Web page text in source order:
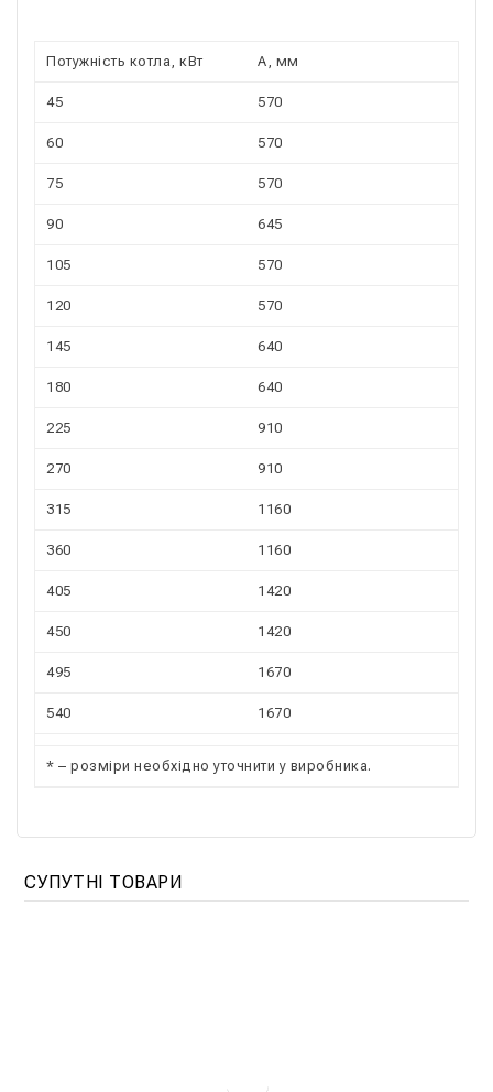
Потужність котла, кВт А, мм
45 570
60 570
75 570
90 645
105 570
120 570
145 640
180 640
225 910
270 910
315 1160
360 1160
405 1420
450 1420
495 1670
540 1670
* – розміри необхідно уточнити у виробника.
СУПУТНІ ТОВАРИ